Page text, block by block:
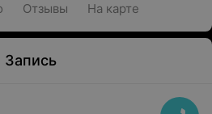
Отзывы На карте
Запись